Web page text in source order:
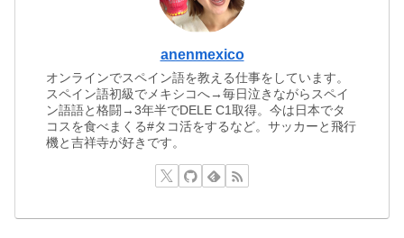
anenmexico
オンラインでスペイン語を教える仕事をしています。
スペイン語初級でメキシコへ→毎日泣きながらスペイ
ン語語と格闘→3年半でDELE C1取得。今は日本でタ
コスを食べまくる#タコ活をするなど。サッカーと飛行
機と吉祥寺が好きです。